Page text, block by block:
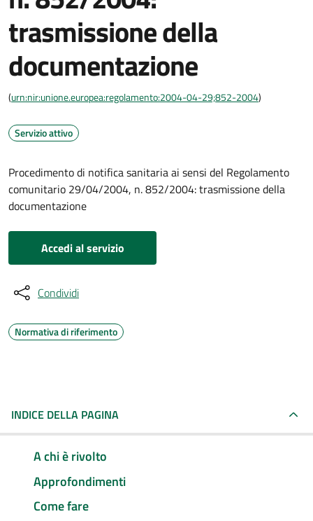
trasmissione della
documentazione
(urn:nir:unione.europea:regolamento:2004-04-29;852-2004)
Servizio attivo
Procedimento di notifica sanitaria ai sensi del Regolamento
comunitario 29/04/2004, n. 852/2004: trasmissione della
documentazione
Accedi al servizio
Condividi
Normativa di riferimento
INDICE DELLA PAGINA
A chi è rivolto
Approfondimenti
Come fare